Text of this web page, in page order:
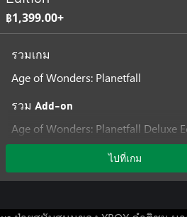
฿1,399.00+
รวมเกม
Age of Wonders: Planetfall
รวม Add-on
Age of Wonders: Planetfall Deluxe
Content
ไปที่เกม